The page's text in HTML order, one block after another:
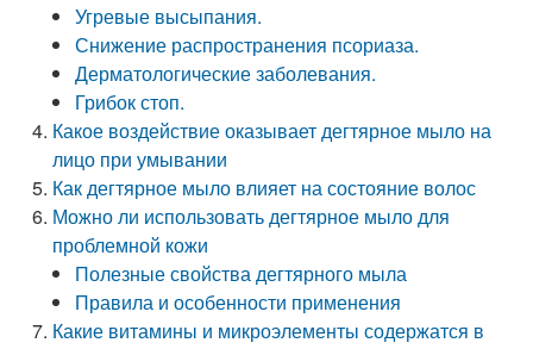
Угревые высыпания.
Снижение распространения псориаза.
Дерматологические заболевания.
Грибок стоп.
Какое воздействие оказывает дегтярное мыло на
лицо при умывании
Как дегтярное мыло влияет на состояние волос
Можно ли использовать дегтярное мыло для
проблемной кожи
Полезные свойства дегтярного мыла
Правила и особенности применения
Какие витамины и микроэлементы содержатся в